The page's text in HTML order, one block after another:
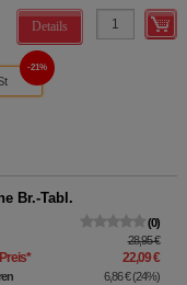
Details
21%
Br.-Tabl.
0
28,95 €
* 22,09 €
6,86 €(24%)